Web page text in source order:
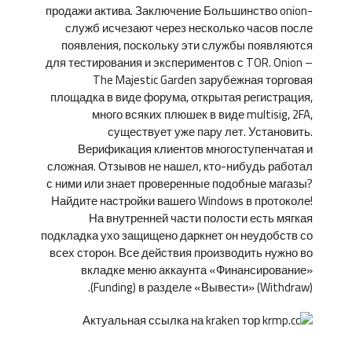
продажи актива. Заключение Большинство onion-
служб исчезают через несколько часов после
появления, поскольку эти службы появляются
для тестирования и экспериментов с TOR. Onion –
The Majestic Garden зарубежная торговая
площадка в виде форума, открытая регистрация,
много всяких плюшек в виде multisig, 2FA,
существует уже пару лет. Установить.
Верификация клиентов многоступенчатая и
сложная. Отзывов не нашел, кто-нибудь работал
с ними или знает проверенные подобные магазы?
Найдите настройки вашего Windows в протоколе!
На внутренней части полости есть мягкая
подкладка ухо защищено даркнет он неудобств со
всех сторон. Все действия производить нужно во
вкладке меню аккаунта «Финансирование»
(Funding) в разделе «Вывести» (Withdraw).